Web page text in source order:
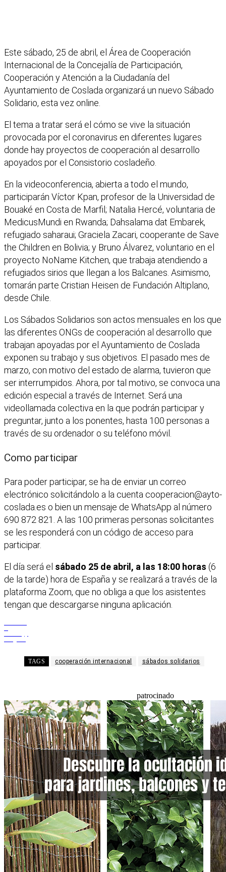
Este sábado, 25 de abril, el Área de Cooperación
Internacional de la Concejalía de Participación,
Cooperación y Atención a la Ciudadanía del
Ayuntamiento de Coslada organizará un nuevo Sábado
Solidario, esta vez online.
El tema a tratar será el cómo se vive la situación
provocada por el coronavirus en diferentes lugares
donde hay proyectos de cooperación al desarrollo
apoyados por el Consistorio cosladeño.
En la videoconferencia, abierta a todo el mundo,
participarán Víctor Kpan, profesor de la Universidad de
Bouaké en Costa de Marfil; Natalia Hercé, voluntaria de
MedicusMundi en Rwanda; Dahsalama dat Embarek,
refugiado saharaui; Graciela Zacari, cooperante de Save
the Children en Bolivia; y Bruno Álvarez, voluntario en el
proyecto NoName Kitchen, que trabaja atendiendo a
refugiados sirios que llegan a los Balcanes. Asimismo,
tomarán parte Cristian Heisen de Fundación Altiplano,
desde Chile.
Los Sábados Solidarios son actos mensuales en los que
las diferentes ONGs de cooperación al desarrollo que
trabajan apoyadas por el Ayuntamiento de Coslada
exponen su trabajo y sus objetivos. El pasado mes de
marzo, con motivo del estado de alarma, tuvieron que
ser interrumpidos. Ahora, por tal motivo, se convoca una
edición especial a través de Internet. Será una
videollamada colectiva en la que podrán participar y
preguntar, junto a los ponentes, hasta 100 personas a
través de su ordenador o su teléfono móvil.
Como participar
Para poder participar, se ha de enviar un correo
electrónico solicitándolo a la cuenta cooperacion@ayto-
coslada.es o bien un mensaje de WhatsApp al número
690 872 821. A las 100 primeras personas solicitantes
se les responderá con un código de acceso para
participar.
El día será el sábado 25 de abril, a las 18:00 horas (6
de la tarde) hora de España y se realizará a través de la
plataforma Zoom, que no obliga a que los asistentes
tengan que descargarse ninguna aplicación.
TAGS cooperación internacional sábados solidarios
patrocinado